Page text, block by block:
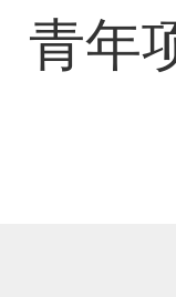
青年